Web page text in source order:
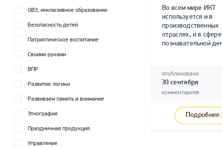
ОВЗ, инклюзивное образование
Безопасность детей
Патриотическое воспитание
Своими руками
ВПР
Развитие логики
Развиваем память и внимание
Этнография
Праздничная продукция
Управление
Во всем мире ИКТ
используется и в
производственных
отраслях, и в сфере
познавательной
опубликовано
30 сентября
комментариев
Подробнее